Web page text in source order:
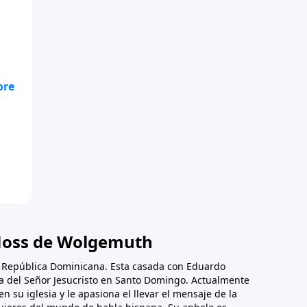
de Wolgemuth
Dominicana. Esta casada con Eduardo
Señor Jesucristo en Santo Domingo. Actualmente
su iglesia y le apasiona el llevar el mensaje de la